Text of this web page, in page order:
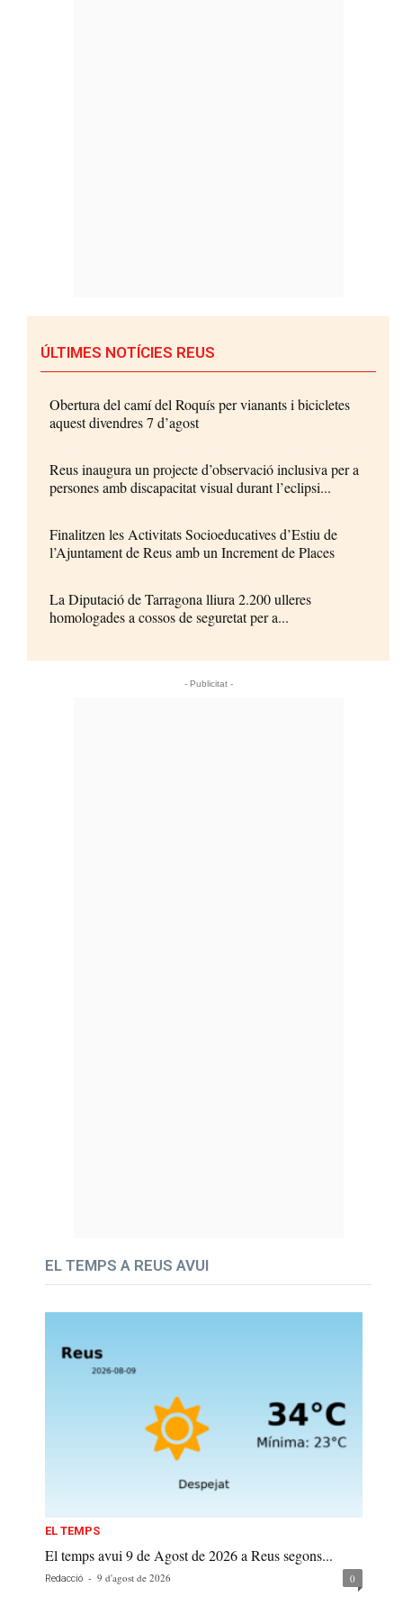
ÚLTIMES NOTÍCIES REUS
Obertura del camí del Roquís per vianants i bicicletes
aquest divendres 7 d’agost
Reus inaugura un projecte d’observació inclusiva per a
persones amb discapacitat visual durant l’eclipsi...
Finalitzen les Activitats Socioeducatives d’Estiu de
l’Ajuntament de Reus amb un Increment de Places
La Diputació de Tarragona lliura 2.200 ulleres
homologades a cossos de seguretat per a...
- Publicitat -
EL TEMPS A REUS AVUI
EL TEMPS
El temps avui 9 de Agost de 2026 a Reus segons...
Redacció - 9 d'agost de 2026 0